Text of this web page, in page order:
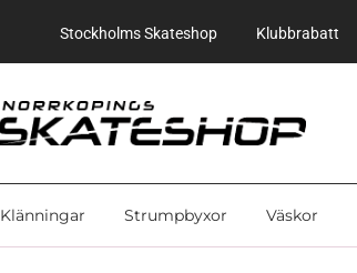
Stockholms Skateshop Klubbrabatt
Klänningar Strumpbyxor Väskor